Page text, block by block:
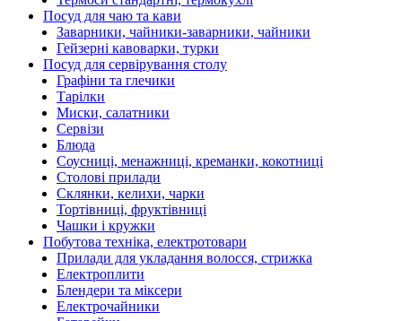
Посуд для чаю та кави
Заварники, чайники-заварники, чайники
Гейзерні кавоварки, турки
Посуд для сервірування столу
Графіни та глечики
Тарілки
Миски, салатники
Сервізи
Блюда
Соусниці, менажниці, креманки, кокотниці
Столові прилади
Склянки, келихи, чарки
Тортівниці, фруктівниці
Чашки і кружки
Побутова техніка, електротовари
Прилади для укладання волосся, стрижка
Електроплити
Блендери та міксери
Електрочайники